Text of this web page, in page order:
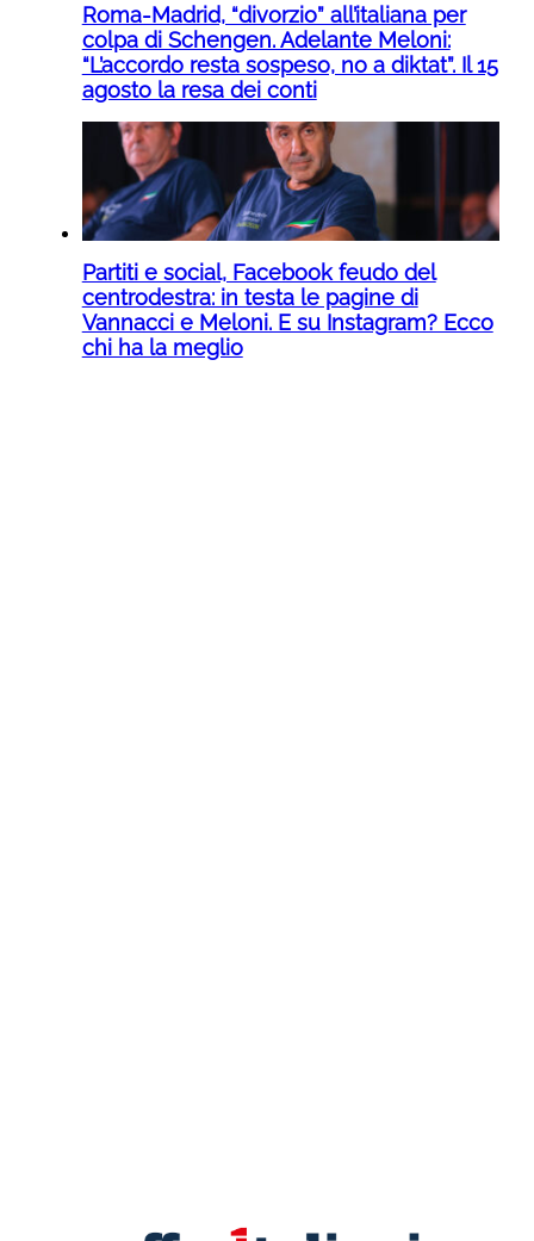
Roma-Madrid, “divorzio” all’italiana per
colpa di Schengen. Adelante Meloni:
“L’accordo resta sospeso, no a diktat”. Il 15
agosto la resa dei conti
Partiti e social, Facebook feudo del
centrodestra: in testa le pagine di
Vannacci e Meloni. E su Instagram? Ecco
chi ha la meglio